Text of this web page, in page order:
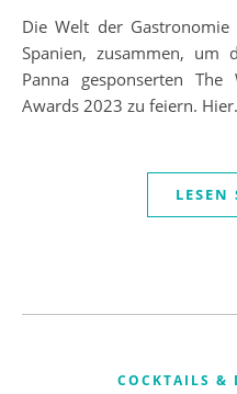
Die Welt der Gastronomie kam am 20. Juni in Valencia,
Spanien, zusammen, um
Panna gesponserten The
Awards 2023 zu feiern.
LESEN
COCKTAILS &